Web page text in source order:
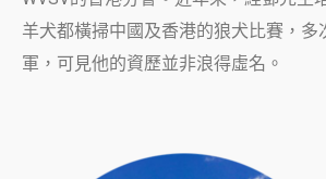
羊犬都橫掃中國及香港的狼犬比賽，多
軍，可見他的資歷並非浪得虛名。